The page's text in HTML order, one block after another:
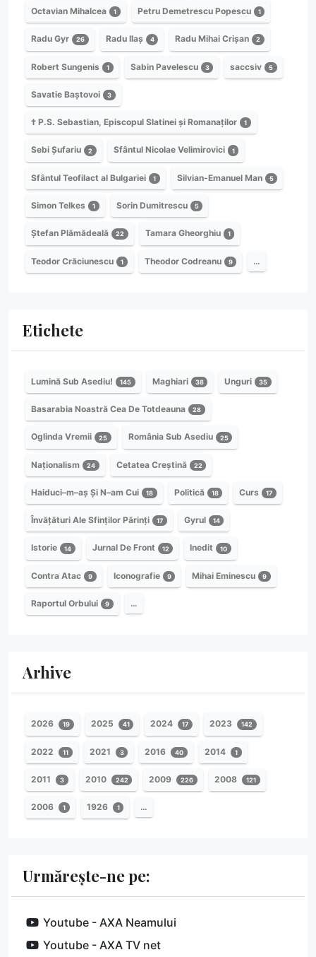
Octavian Mihalcea 1 Petru Demetrescu Popescu 1
Radu Gyr 26 Radu Ilaș 4 Radu Mihai Crișan 2
Robert Sungenis 1 Sabin Pavelescu 3 saccsiv 5
Savatie Baștovoi 3
† P.S. Sebastian, Episcopul Slatinei și Romanaților 1
Sebi Șufariu 2 Sfântul Nicolae Velimirovici 1
Sfântul Teofilact al Bulgariei 1 Silvian-Emanuel Man 5
Simon Telkes 1 Sorin Dumitrescu 5
Ștefan Plămădeală 22 Tamara Gheorghiu 1
Teodor Crăciunescu 1 Theodor Codreanu 9 …
Etichete
Lumină Sub Asediu! 145 Maghiari 38 Unguri 35
Basarabia Noastră Cea De Totdeauna 28
Oglinda Vremii 25 România Sub Asediu 25
Naționalism 24 Cetatea Creștină 22
Haiduci–m–aș Și N–am Cui 18 Politică 18 Curs 17
Învățături Ale Sfinților Părinți 17 Gyrul 14
Istorie 14 Jurnal De Front 12 Inedit 10
Contra Atac 9 Iconografie 9 Mihai Eminescu 9
Raportul Orbului 9 …
Arhive
2026 19 2025 41 2024 17 2023 142
2022 11 2021 3 2016 40 2014 1
2011 3 2010 242 2009 226 2008 121
2006 1 1926 1 …
Urmărește-ne pe:
Youtube - AXA Neamului
Youtube - AXA TV net